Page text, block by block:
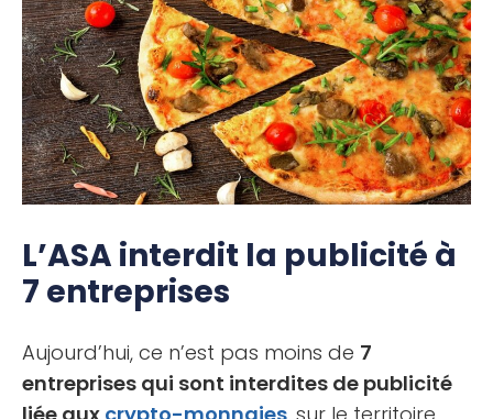
L’ASA interdit la publicité à
7 entreprises
Aujourd’hui, ce n’est pas moins de 7
entreprises qui sont interdites de publicité